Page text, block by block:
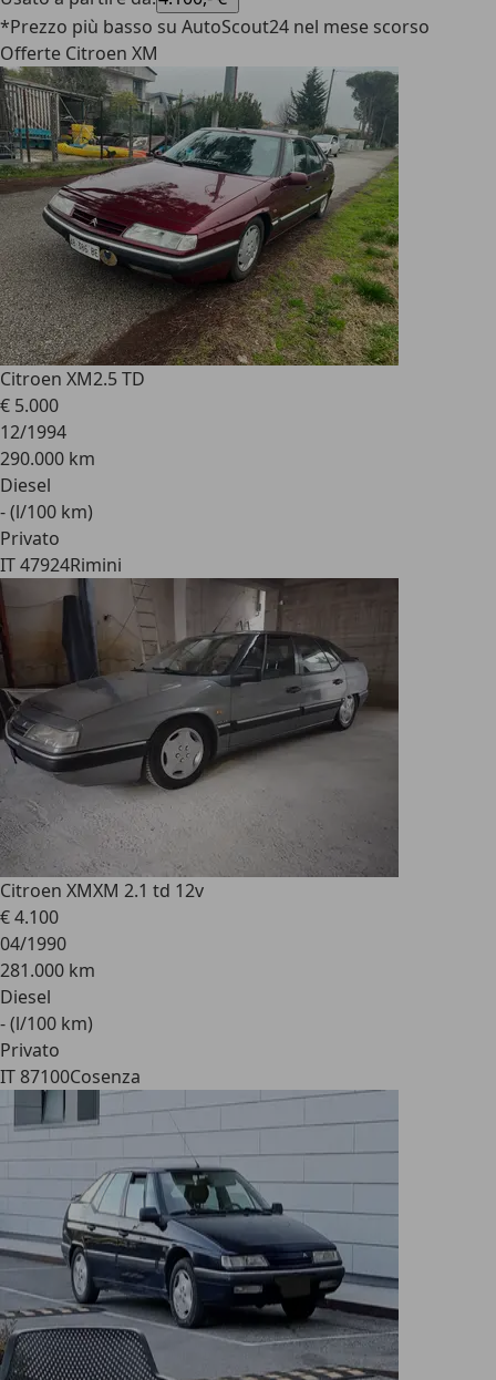
*Prezzo più basso su AutoScout24 nel mese scorso
Offerte Citroen XM
Citroen XM2.5 TD
€ 5.000
12/1994
290.000 km
Diesel
- (l/100 km)
Privato
IT 47924Rimini
Citroen XMXM 2.1 td 12v
€ 4.100
04/1990
281.000 km
Diesel
- (l/100 km)
Privato
IT 87100Cosenza